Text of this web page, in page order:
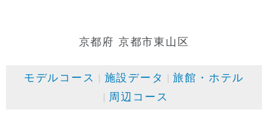
京都府 京都市東山区
モデルコース 施設データ
旅館・ホテル
周辺コース